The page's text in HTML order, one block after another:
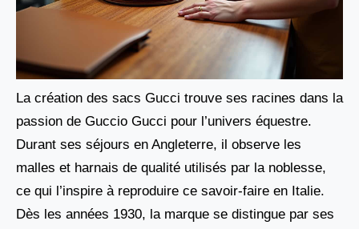
La création des sacs Gucci trouve ses racines dans la
passion de Guccio Gucci pour l’univers équestre.
Durant ses séjours en Angleterre, il observe les
malles et harnais de qualité utilisés par la noblesse,
ce qui l’inspire à reproduire ce savoir-faire en Italie.
Dès les années 1930, la marque se distingue par ses